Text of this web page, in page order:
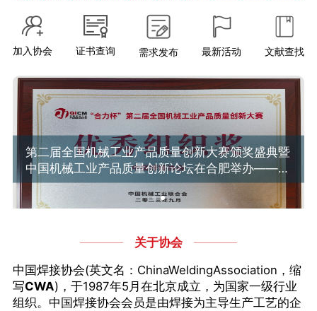
加入协会 证书查询 需求发布 最新活动 文献查找
第二届全国机械工业产品质量创新大赛颁奖盛典暨
中国机械工业产品质量创新论坛在合肥举办——中
国焊接协会11家会员企业获奖
关于协会
中国焊接协会(英文名：ChinaWeldingAssociation，缩
写CWA)，于1987年5月在北京成立，为国家一级行业
组织。中国焊接协会会员是由焊接为主导生产工艺的企